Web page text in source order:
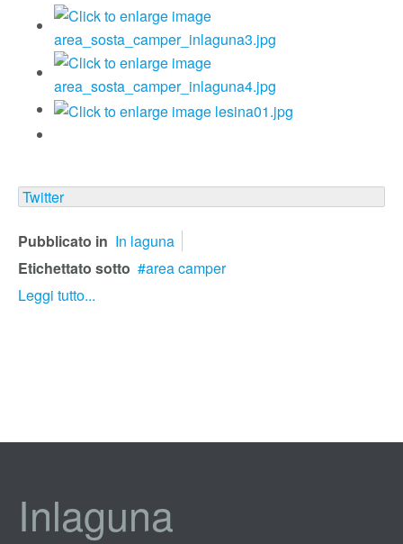
Twitter
Pubblicato in In laguna
Etichettato sotto
area camper
Leggi tutto...
Inlaguna